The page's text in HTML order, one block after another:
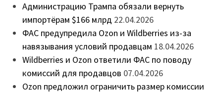
Администрацию Трампа обязали вернуть
импортёрам $166 млрд 22.04.2026
ФАС предупредила Ozon и Wildberries из-за
навязывания условий продавцам 18.04.2026
Wildberries и Ozon ответили ФАС по поводу
комиссий для продавцов 07.04.2026
Ozon предложил ограничить размер комиссии